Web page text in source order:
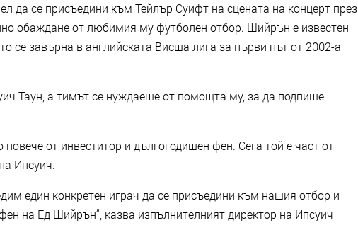
да се присъедини към Тейлър Суифт на сцената на концерт през
обаждане от любимия му футболен отбор. Шийрън е известен
се завърна в английската Висша лига за първи път от 2002-а
Таун, а тимът се нуждаеше от помощта му, за да подпише
от инвеститор и дългогодишен фен. Сега той е част от
Ипсуич.
един конкретен играч да се присъедини към нашия отбор и
на Ед Шийрън“, казва изпълнителният директор на Ипсуич